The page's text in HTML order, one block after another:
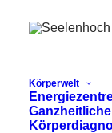
Körperwelt